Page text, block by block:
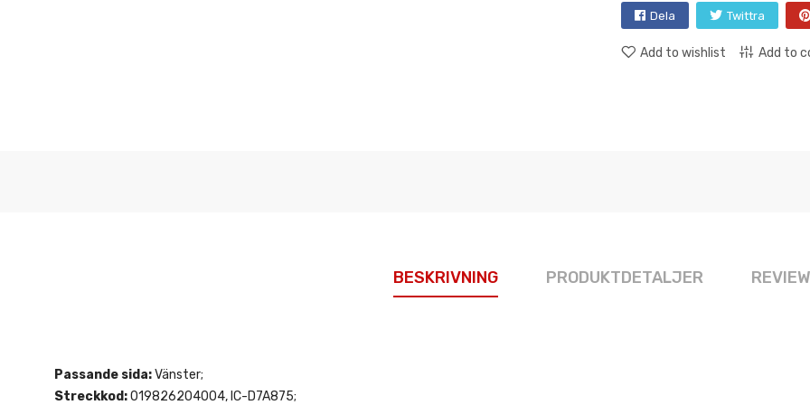
Dela Twittra
Add to wishlist Add to
BESKRIVNING PRODUKTDETALJER
Passande sida:Vänster;
Streckkod:019826204004, IC-D7A875;